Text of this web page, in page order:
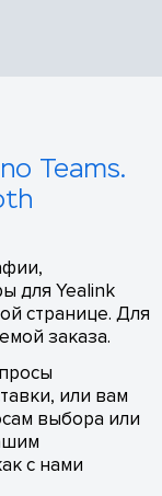
Teams.
для Yealink
странице. Для
заказа.
или вам
выбора или
с нами